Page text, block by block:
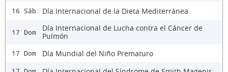
16 Sáb Día Internacional de la Dieta Mediterránea
17 Dom
Día Internacional de Lucha contra el Cáncer de
Pulmón
17 Dom Día Mundial del Niño Prematuro